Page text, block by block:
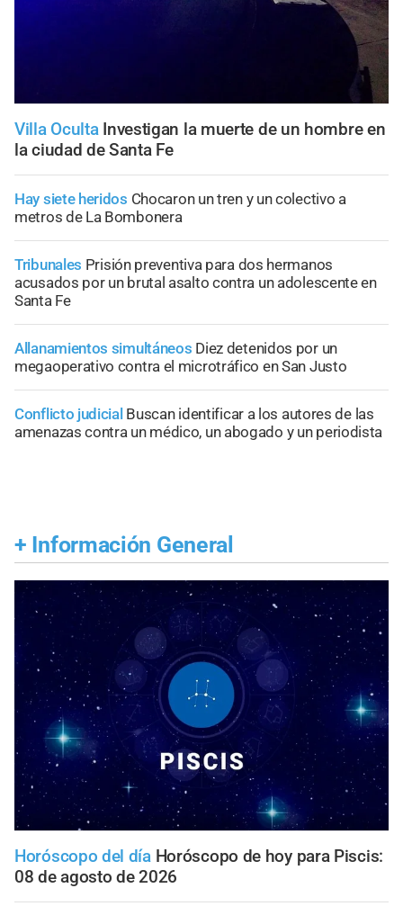
Villa Oculta Investigan la muerte de un hombre en
la ciudad de Santa Fe
Hay siete heridos Chocaron un tren y un colectivo a
metros de La Bombonera
Tribunales Prisión preventiva para dos hermanos
acusados por un brutal asalto contra un adolescente en
Santa Fe
Allanamientos simultáneos Diez detenidos por un
megaoperativo contra el microtráfico en San Justo
Conflicto judicial Buscan identificar a los autores de las
amenazas contra un médico, un abogado y un periodista
+ Información General
Horóscopo del día Horóscopo de hoy para Piscis:
08 de agosto de 2026